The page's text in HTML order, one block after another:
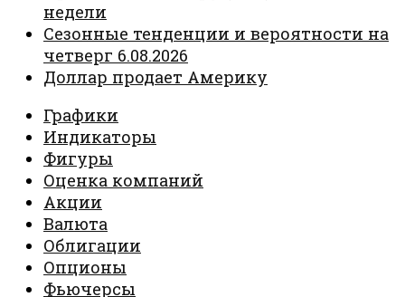
недели
Сезонные тенденции и вероятности на
четверг 6.08.2026
Доллар продает Америку
Графики
Индикаторы
Фигуры
Оценка компаний
Акции
Валюта
Облигации
Опционы
Фьючерсы